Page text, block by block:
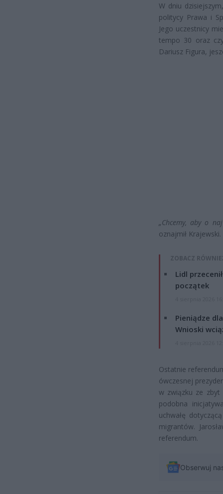
W dniu
politycy Prawa i
Jego uczestnicy
tempo 30 oraz
Dariusz Figura,
„Chcemy, aby o
oznajmił Krajewski.
ZOBACZ
Lidl
początek
Pieniądze
Wnioski
Ostatnie
ówczesnej
w związku ze zbyt
podobna
uchwałę
migrantów.
referendum.
Obserwuj